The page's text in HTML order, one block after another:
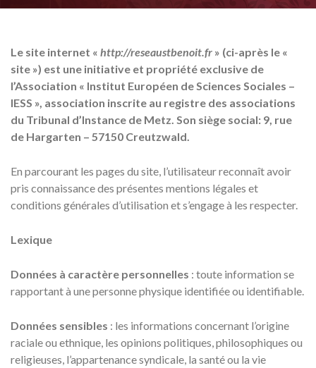
Le site internet « http://reseaustbenoit.fr » (ci-après le «
site ») est une initiative et propriété exclusive de
l’Association « Institut Européen de Sciences Sociales –
IESS », association inscrite au registre des associations
du Tribunal d’Instance de Metz. Son siège social: 9, rue
de Hargarten – 57150 Creutzwald.
En parcourant les pages du site, l’utilisateur reconnaît avoir
pris connaissance des présentes mentions légales et
conditions générales d’utilisation et s’engage à les respecter.
Lexique
Données à caractère personnelles : toute information se
rapportant à une personne physique identifiée ou identifiable.
Données sensibles : les informations concernant l’origine
raciale ou ethnique, les opinions politiques, philosophiques ou
religieuses, l’appartenance syndicale, la santé ou la vie